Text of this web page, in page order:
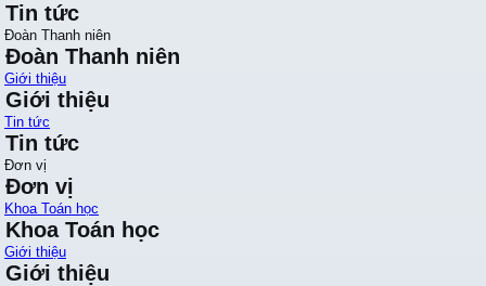
Tin tức
Đoàn Thanh niên
Đoàn Thanh niên
Giới thiệu
Giới thiệu
Tin tức
Tin tức
Đơn vị
Đơn vị
Khoa Toán học
Khoa Toán học
Giới thiệu
Giới thiệu